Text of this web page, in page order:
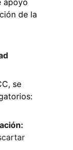
apoyo
de la
se